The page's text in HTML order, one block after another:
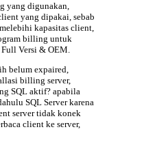
yang digunakan,
yang dipakai, sebab
kapasitas client,
billing untuk
Versi & OEM.
belum expaired,
billing server,
SQL aktif? apabila
SQL Server karena
server tidak konek
client ke server,